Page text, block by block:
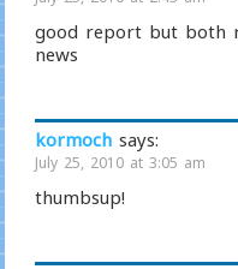
good report but both
news
kormoch says:
July 25, 2010 at 3:05 am
thumbsup!